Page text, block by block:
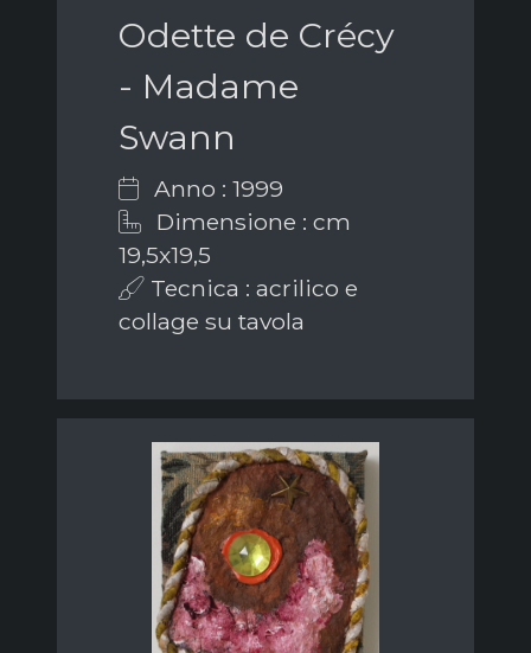
Odette de Crécy
- Madame
Swann
Anno : 1999
Dimensione : cm
19,5x19,5
Tecnica : acrilico e
collage su tavola